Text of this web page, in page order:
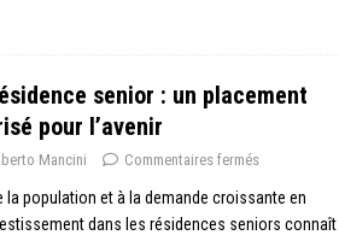
senior : un placement
pour l’avenir
Mancini Commentaires fermés
la population et à la demande croissante en
dans les résidences seniors connaît